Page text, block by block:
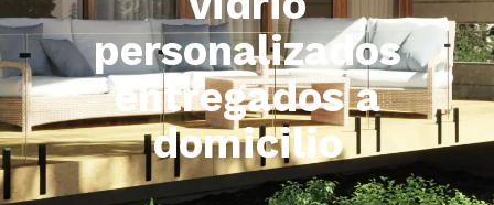
personalizados
entregados a
domicilio